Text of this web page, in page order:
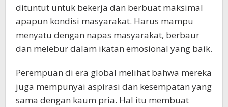
dituntut untuk bekerja dan berbuat maksimal
apapun kondisi masyarakat. Harus mampu
menyatu dengan napas masyarakat, berbaur
dan melebur dalam ikatan emosional yang baik.
Perempuan di era global melihat bahwa mereka
juga mempunyai aspirasi dan kesempatan yang
sama dengan kaum pria. Hal itu membuat